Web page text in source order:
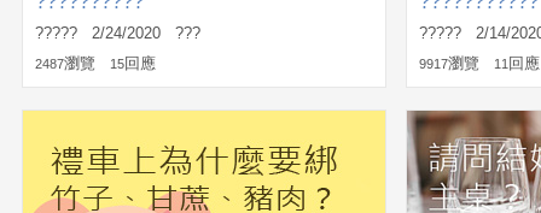
????? 2/24/2020 ???
2487瀏覽 15回應
????? 2/14/
9917瀏覽 11 回應